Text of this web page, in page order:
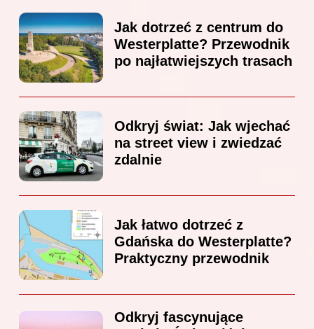
Jak dotrzeć z centrum do
Westerplatte? Przewodnik
po najłatwiejszych trasach
Odkryj świat: Jak wjechać
na street view i zwiedzać
zdalnie
Jak łatwo dotrzeć z
Gdańska do Westerplatte?
Praktyczny przewodnik
Odkryj fascynujące